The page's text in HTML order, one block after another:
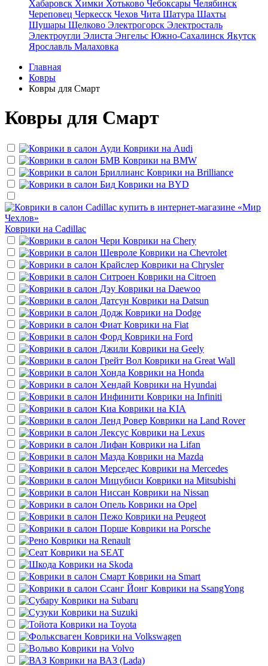
Хабаровск Химки Хотьково Чебоксары Челябинск
Череповец Черкесск Чехов Чита Шатура Шахты
Шушары Щелково Электрогорск Электросталь
Электроугли Элиста Энгельс Южно-Сахалинск Якутск
Ярославль Малаховка
Главная
Ковры
Ковры для Смарт
Ковры для Смарт
Коврики на Audi
Коврики на BMW
Коврики на Brilliance
Коврики на BYD
Коврики на Cadillac
Коврики на Chery
Коврики на Chevrolet
Коврики на Chrysler
Коврики на Citroen
Коврики на Daewoo
Коврики на Datsun
Коврики на Dodge
Коврики на Fiat
Коврики на Ford
Коврики на Geely
Коврики на Great Wall
Коврики на Honda
Коврики на Hyundai
Коврики на Infiniti
Коврики на KIA
Коврики на Land Rover
Коврики на Lexus
Коврики на Lifan
Коврики на Mazda
Коврики на Mercedes
Коврики на Mitsubishi
Коврики на Nissan
Коврики на Opel
Коврики на Peugeot
Коврики на Porsche
Коврики на Renault
Коврики на SEAT
Коврики на Skoda
Коврики на Smart
Коврики на SsangYong
Коврики на Subaru
Коврики на Suzuki
Коврики на Toyota
Коврики на Volkswagen
Коврики на Volvo
Коврики на ВАЗ (Lada)